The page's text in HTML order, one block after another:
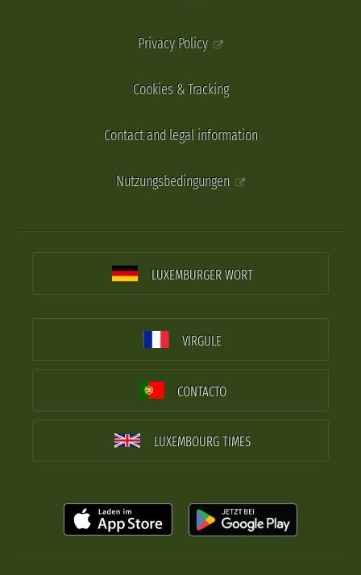
Privacy Policy
Cookies & Tracking
Contact and legal information
Nutzungsbedingungen
LUXEMBURGER WORT
VIRGULE
CONTACTO
LUXEMBOURG TIMES